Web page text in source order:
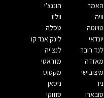
האמר
הונגצ'י
וויה
וולוו
טויוטה
טסלה
יונדאי
לינק אנד קו
לנד רובר
לנצ'יה
מאזדה
מזראטי
מיצובישי
מקסוס
ניו
ניסאן
סובארו
סוזוקי